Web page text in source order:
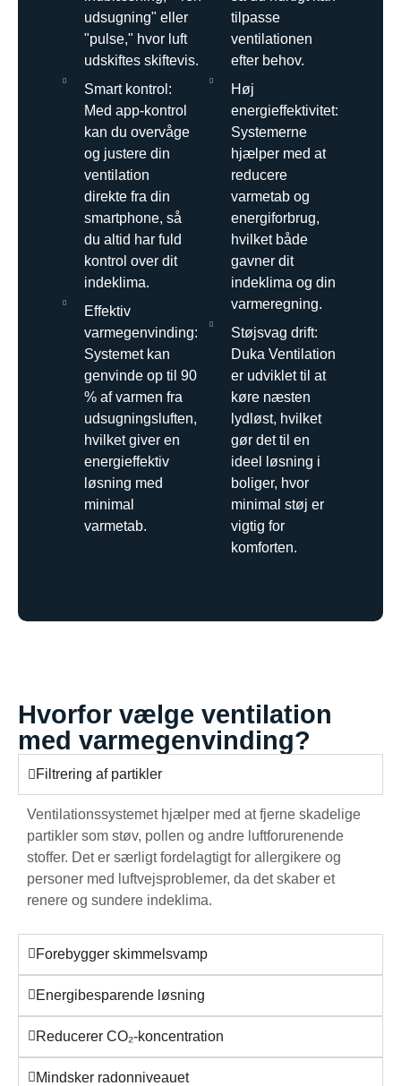
udsugning" eller
"pulse," hvor luft
udskiftes skiftevis.
Smart kontrol:
Med app-kontrol
kan du overvåge
og justere din
ventilation
direkte fra din
smartphone, så
du altid har fuld
kontrol over dit
indeklima.
Effektiv
varmegenvinding:
Systemet kan
genvinde op til 90
% af varmen fra
udsugningsluften,
hvilket giver en
energieffektiv
løsning med
minimal
varmetab.
tilpasse
ventilationen
efter behov.
Høj
energieffektivitet:
Systemerne
hjælper med at
reducere
varmetab og
energiforbrug,
hvilket både
gavner dit
indeklima og din
varmeregning.
Støjsvag drift:
Duka Ventilation
er udviklet til at
køre næsten
lydløst, hvilket
gør det til en
ideel løsning i
boliger, hvor
minimal støj er
vigtig for
komforten.
Hvorfor vælge ventilation
med varmegenvinding?
Filtrering af partikler
Ventilationssystemet hjælper med at fjerne skadelige
partikler som støv, pollen og andre luftforurenende
stoffer. Det er særligt fordelagtigt for allergikere og
personer med luftvejsproblemer, da det skaber et
renere og sundere indeklima.
Forebygger skimmelsvamp
Energibesparende løsning
Reducerer CO₂-koncentration
Mindsker radonniveauet